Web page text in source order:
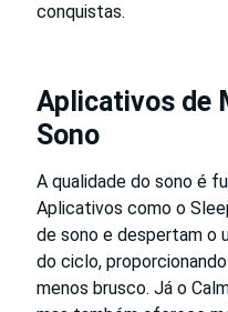
conquistas.
Aplicativos de
Sono
A qualidade do sono é
Aplicativos como o
de sono e despertam o
do ciclo,
menos brusco. Já o